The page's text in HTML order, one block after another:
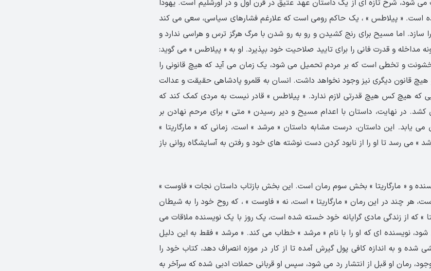
شود، شرح تازه ای از یک داستان عهد عتیق در قرن اول و در اورشلیم است. یهودا
است. « پیلاطس » ، یک حاکم رومی است که علارغم فشارهای سیاسی، سعی می کند
سازد. اما مسیح برای رنج کشیدن و رو به رو شدن با مرگ هرگز ترس و هراسی ندارد و
مداخله و قدرت فانی را برای تایید صلاحیت خود بپذیرد. او به « پیلاطس » می گوید:
و تخطی است که بر مردم تحمیل می شود، یک زمان می آید که هیچ قانونی را
قانون دیگری نیز وجود نخواهد داشت. انسان به قلمرو پادشاهی حقیقت و عدالت
که هیچ کس هیچ قدرتی لازم ندارد. « پیلاطس » قادر نیست به مردی کمک کند که
کشد. در نهایت، داستان با اعدام مسیح و دیر رسیدن « متی » برای مرحم نهادن بر
یابد. این داستان، درست مشابه داستان « مرشد » است، زمانی که « مارگاریتا »
» می رسد تا او را از نابود کردن دست نوشته های خود و رفتن به آسایشگاه روانی باز
و « مارگاریتا » بخش سوم رمان است. این بخش بازتاب داستان نجات « فاوست »
هر چند در این رمان « مارگاریتا » است، نه « فاوست » ، که روح خود را به شیطان
» که از زندگی مادی گرایانه خود خسته شده است، یک روز با یک نویسنده ملاقات می
نویسنده ای که او را با نام « مرشد » خطاب می کند. « مرشد » فقط به این دلیل
شده و به اندازه کافی پول گیرش آمده تا از کار در موزه انصراف دهد، کتاب خود را
رمان او قبل از انتشار رد می شود، سپس او قربانی حملات ادبی شده که سرآخر به